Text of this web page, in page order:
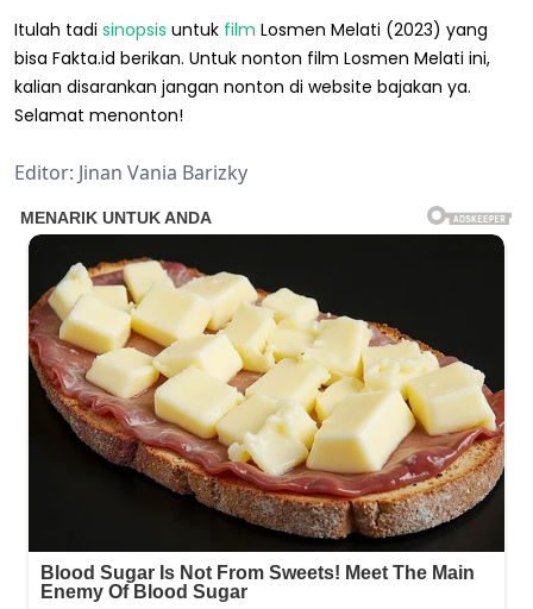
Itulah tadi sinopsis untuk film Losmen Melati (2023) yang
bisa Fakta.id berikan. Untuk nonton film Losmen Melati ini,
kalian disarankan jangan nonton di website bajakan ya.
Selamat menonton!
Editor: Jinan Vania Barizky